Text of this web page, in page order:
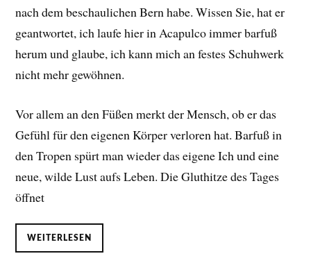
nach dem beschaulichen Bern habe. Wissen Sie, hat er
geantwortet, ich laufe hier in Acapulco immer barfuß
herum und glaube, ich kann mich an festes Schuhwerk
nicht mehr gewöhnen.
Vor allem an den Füßen merkt der Mensch, ob er das
Gefühl für den eigenen Körper verloren hat. Barfuß in
den Tropen spürt man wieder das eigene Ich und eine
neue, wilde Lust aufs Leben. Die Gluthitze des Tages
öffnet
WEITERLESEN